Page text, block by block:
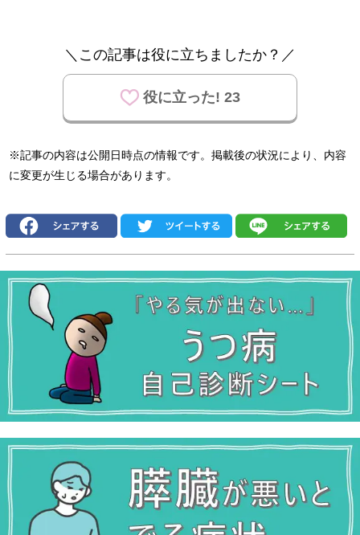
＼この記事は役に立ちましたか？／
役に立った! 23
※記事の内容は公開日時点の情報です。掲載後の状況により、内容
に変更が生じる場合があります。